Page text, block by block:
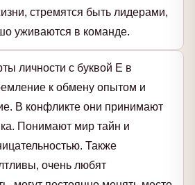
стремятся быть лидерами,
уживаются в команде.
личности с буквой Е в
к обмену опытом и
В конфликте они принимают
Понимают мир тайн и
Также
очень любят